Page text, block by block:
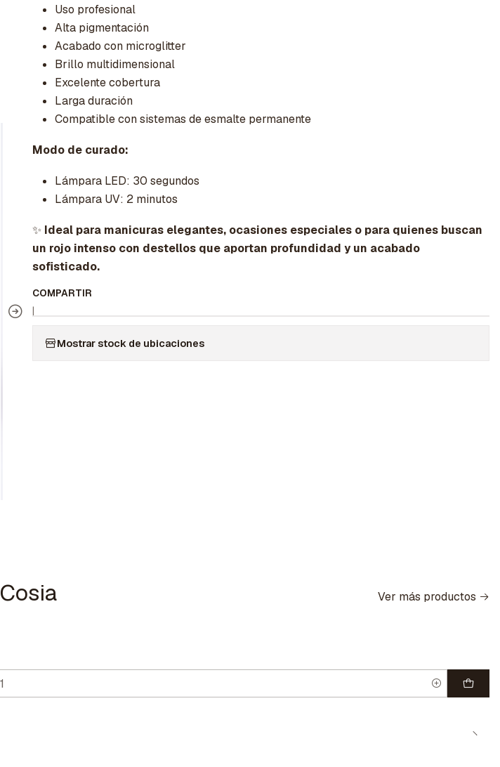
Uso profesional
Alta pigmentación
Acabado con microglitter
Brillo multidimensional
Excelente cobertura
Larga duración
Compatible con sistemas de esmalte permanente
Modo de curado:
Lámpara LED: 30 segundos
Lámpara UV: 2 minutos
✨ Ideal para manicuras elegantes, ocasiones especiales o para quienes buscan
un rojo intenso con destellos que aportan profundidad y un acabado
sofisticado.
COMPARTIR
|
Mostrar stock de ubicaciones
Cosia Ver más productos